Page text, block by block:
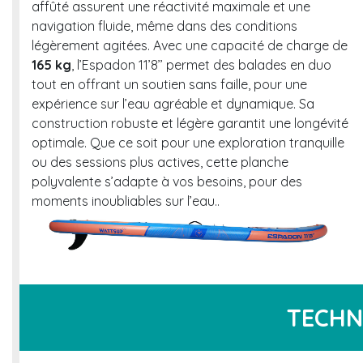
affûté assurent une réactivité maximale et une
navigation fluide, même dans des conditions
légèrement agitées. Avec une capacité de charge de
165 kg, l’Espadon 11’8’’ permet des balades en duo
tout en offrant un soutien sans faille, pour une
expérience sur l’eau agréable et dynamique. Sa
construction robuste et légère garantit une longévité
optimale. Que ce soit pour une exploration tranquille
ou des sessions plus actives, cette planche
polyvalente s’adapte à vos besoins, pour des
moments inoubliables sur l’eau..